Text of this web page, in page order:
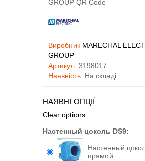
Виробник MARECHAL
GROUP
Артикул: 3198017
Наявність: На складі
НАЯВНІ ОПЦІЇ
Clear options
Настенный цоколь DS9:
Настенный
прямой